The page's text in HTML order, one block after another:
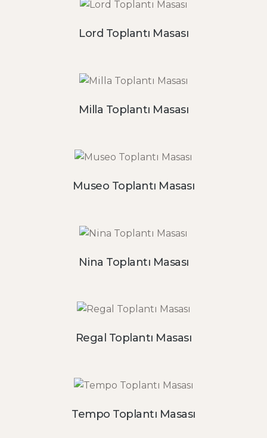
Lord Toplantı Masası
Milla Toplantı Masası
Museo Toplantı Masası
Nina Toplantı Masası
Regal Toplantı Masası
Tempo Toplantı Masası